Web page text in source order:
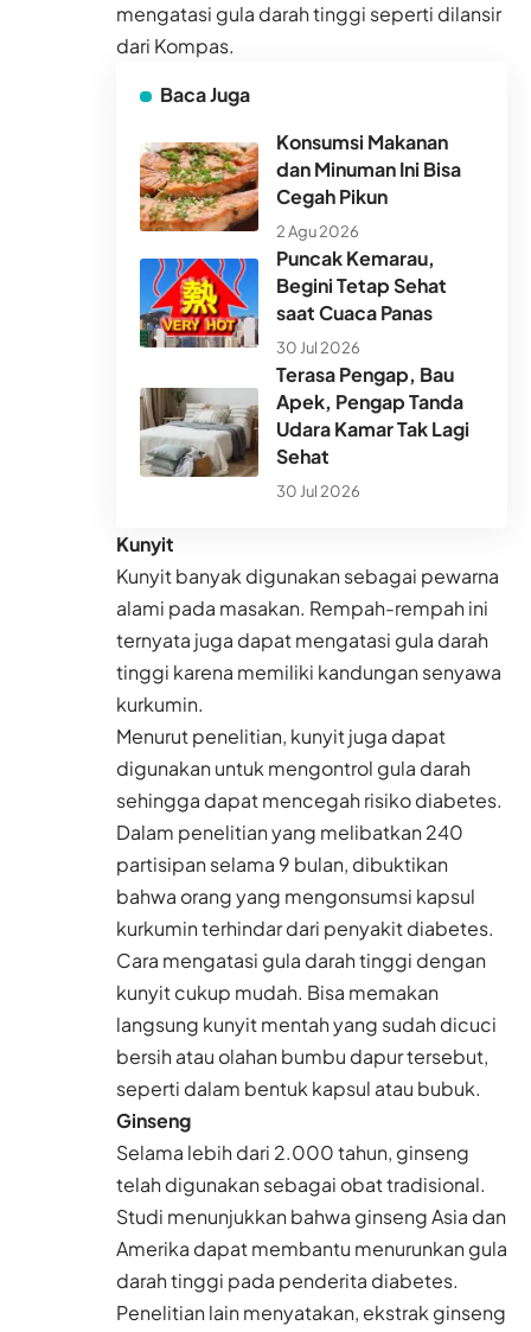
mengatasi gula darah tinggi seperti dilansir
dari Kompas.
Baca Juga
Konsumsi Makanan
dan Minuman Ini Bisa
Cegah Pikun
2 Agu 2026
Puncak Kemarau,
Begini Tetap Sehat
saat Cuaca Panas
30 Jul 2026
Terasa Pengap, Bau
Apek, Pengap Tanda
Udara Kamar Tak Lagi
Sehat
30 Jul 2026
Kunyit
Kunyit banyak digunakan sebagai pewarna
alami pada masakan. Rempah-rempah ini
ternyata juga dapat mengatasi gula darah
tinggi karena memiliki kandungan senyawa
kurkumin.
Menurut penelitian, kunyit juga dapat
digunakan untuk mengontrol gula darah
sehingga dapat mencegah risiko diabetes.
Dalam penelitian yang melibatkan 240
partisipan selama 9 bulan, dibuktikan
bahwa orang yang mengonsumsi kapsul
kurkumin terhindar dari penyakit diabetes.
Cara mengatasi gula darah tinggi dengan
kunyit cukup mudah. Bisa memakan
langsung kunyit mentah yang sudah dicuci
bersih atau olahan bumbu dapur tersebut,
seperti dalam bentuk kapsul atau bubuk.
Ginseng
Selama lebih dari 2.000 tahun, ginseng
telah digunakan sebagai obat tradisional.
Studi menunjukkan bahwa ginseng Asia dan
Amerika dapat membantu menurunkan gula
darah tinggi pada penderita diabetes.
Penelitian lain menyatakan, ekstrak ginseng